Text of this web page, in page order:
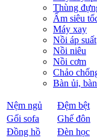
Thùng
Ấm siêu
Máy xay
Nồi áp suất
Nồi niêu
Nồi cơm
Chảo
Bàn ủi,
Nệm ngủ Đệm bệt
Gối sofa
Ghế đôn
Đồng hồ
Đèn học